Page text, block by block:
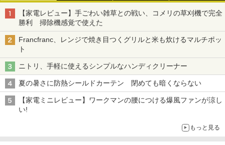
【家電レビュー】手ごわい雑草との戦い、コメリの草刈機で完全
勝利 掃除機感覚で使えた
Francfranc、レンジで焼き目つくグリルと米も炊けるマルチポッ
ト
ニトリ、手軽に使えるシンプルなハンディクリーナー
夏の暑さに防熱シールドカーテン 閉めても暗くならない
【家電ミニレビュー】ワークマンの腰につける爆風ファンが涼し
い!
もっと見る